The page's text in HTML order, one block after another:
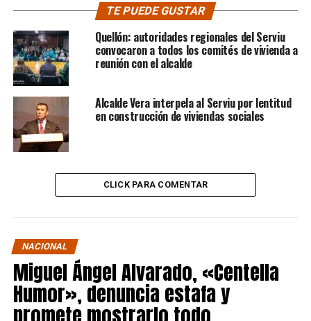
TE PUEDE GUSTAR
Quellón: autoridades regionales del Serviu
convocaron a todos los comités de vivienda a
reunión con el alcalde
Alcalde Vera interpela al Serviu por lentitud
en construcción de viviendas sociales
CLICK PARA COMENTAR
NACIONAL
Miguel Ángel Alvarado, «Centella
Humor», denuncia estafa y